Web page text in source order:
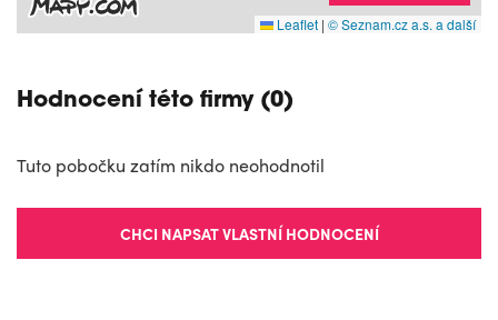
Leaflet | © Seznam.cz a.s. a další
Hodnocení této firmy (0)
Tuto pobočku zatím nikdo neohodnotil
CHCI NAPSAT VLASTNÍ HODNOCENÍ